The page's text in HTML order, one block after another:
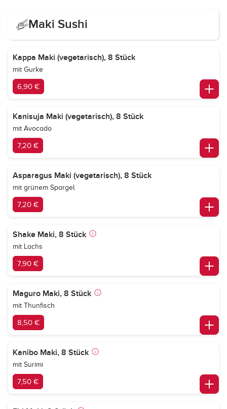
Maki Sushi
Kappa Maki (vegetarisch), 8 Stück
mit Gurke
6,90 €
Kanisuja Maki (vegetarisch), 8 Stück
mit Avocado
7,20 €
Asparagus Maki (vegetarisch), 8 Stück
mit grünem Spargel
7,20 €
Shake Maki, 8 Stück
mit Lachs
7,90 €
Maguro Maki, 8 Stück
mit Thunfisch
8,50 €
Kanibo Maki, 8 Stück
mit Surimi
7,50 €